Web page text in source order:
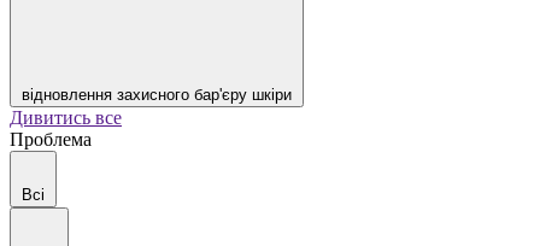
відновлення захисного бар'єру шкіри
Дивитись все
Проблема
Всі